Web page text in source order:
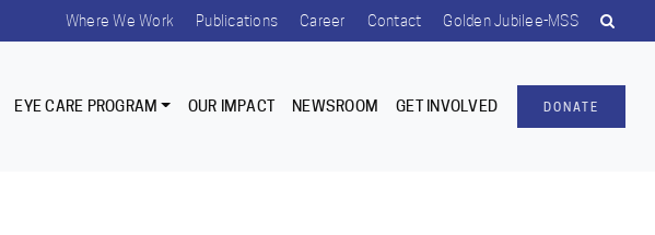
Where We Work Publications Career Contact Golden Jubilee-MSS
EYE CARE PROGRAM OUR IMPACT NEWSROOM GET INVOLVED DONATE